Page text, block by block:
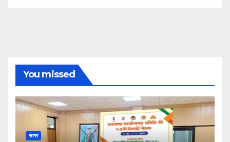
You missed
सागर